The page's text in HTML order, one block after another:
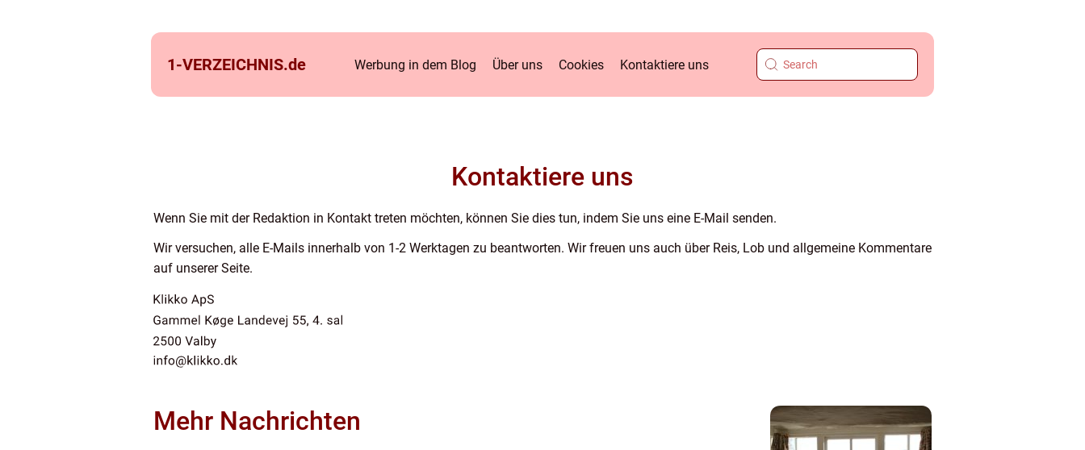
1-VERZEICHNIS.de Werbung in dem Blog Über uns Cookies Kontaktiere uns
Kontaktiere uns
Wenn Sie mit der Redaktion in Kontakt treten möchten, können Sie dies tun, indem Sie uns eine E-Mail senden.
Wir versuchen, alle E-Mails innerhalb von 1-2 Werktagen zu beantworten. Wir freuen uns auch über Reis, Lob und allgemeine Kommentare
auf unserer Seite.
Mehr Nachrichten